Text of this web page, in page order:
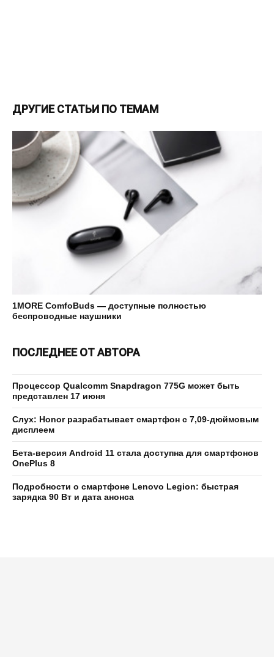
ДРУГИЕ СТАТЬИ ПО ТЕМАМ
1MORE ComfoBuds — доступные полностью
беспроводные наушники
ПОСЛЕДНЕЕ ОТ АВТОРА
Процессор Qualcomm Snapdragon 775G может быть
представлен 17 июня
Слух: Honor разрабатывает смартфон с 7,09-дюймовым
дисплеем
Бета-версия Android 11 стала доступна для смартфонов
OnePlus 8
Подробности о смартфоне Lenovo Legion: быстрая
зарядка 90 Вт и дата анонса